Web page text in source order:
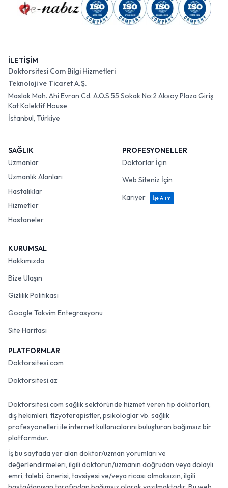
İLETİŞİM
Doktorsitesi Com Bilgi Hizmetleri
Teknoloji ve Ticaret A.Ş.
Maslak Mah. Ahi Evran Cd. A.O.S 55 Sokak No:2 Aksoy Plaza Giriş
Kat Kolektif House
İstanbul, Türkiye
SAĞLIK
Uzmanlar
Uzmanlık Alanları
Hastalıklar
Hizmetler
Hastaneler
PROFESYONELLER
Doktorlar İçin
Web Siteniz İçin
Kariyer
İşe Alım
KURUMSAL
Hakkımızda
Bize Ulaşın
Gizlilik Politikası
Google Takvim Entegrasyonu
Site Haritası
PLATFORMLAR
Doktorsitesi.com
Doktorsitesi.az
Doktorsitesi.com sağlık sektöründe hizmet veren tıp doktorları,
diş hekimleri, fizyoterapistler, psikologlar vb. sağlık
profesyonelleri ile internet kullanıcılarını buluşturan bağımsız bir
platformdur.
İş bu sayfada yer alan doktor/uzman yorumları ve
değerlendirmeleri, ilgili doktorun/uzmanın doğrudan veya dolaylı
emri, talebi, önerisi, tavsiyesi ve/veya ricası olmaksızın, ilgili